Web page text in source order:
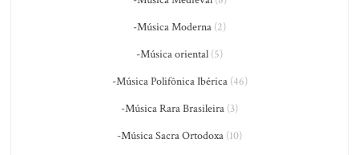
-Música Moderna (2)
-Música oriental (5)
-Música Polifônica Ibérica(46)
-Música Rara Brasileira (3)
-Música Sacra Ortodoxa (10)